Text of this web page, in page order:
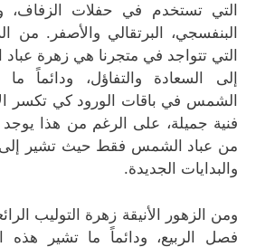
التي تستخدم في حفلات الزفاف،
البنفسجي، البرتقالي والأصفر. من
التي تتواجد في متجرنا هي زهرة
إلى السعادة والتفاؤل، ودائماً
الشمس في باقات الورود كي تكسر
فنية جميلة، على الرغم من هذا يوجد
من عباد الشمس فقط حيث تشير إلى
والبدايات الجديدة.
ومن الزهور الأنيقة زهرة التوليب
فصل الربيع، ودائماً ما تشير هذه